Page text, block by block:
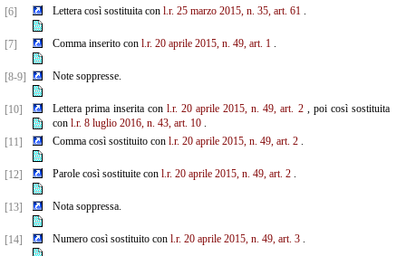
[6] Lettera così sostituita con l.r. 25 marzo 2015, n. 35, art. 61.
[7] Comma inserito con l.r. 20 aprile 2015, n. 49, art. 1.
[8-9] Note soppresse.
[10] Lettera prima inserita con l.r. 20 aprile 2015, n. 49, art. 2, poi così sostituita
con l.r. 8 luglio 2016, n. 43, art. 10.
[11]
Comma così sostituito con l.r. 20 aprile 2015, n. 49, art. 2.
[12] Parole così sostituite con l.r. 20 aprile 2015, n. 49, art. 2.
[13] Nota soppressa.
[14] Numero così sostituito con l.r. 20 aprile 2015, n. 49, art. 3.